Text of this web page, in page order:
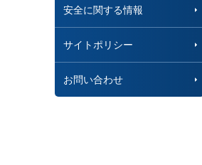
安全に関する情報
サイトポリシー
お問い合わせ